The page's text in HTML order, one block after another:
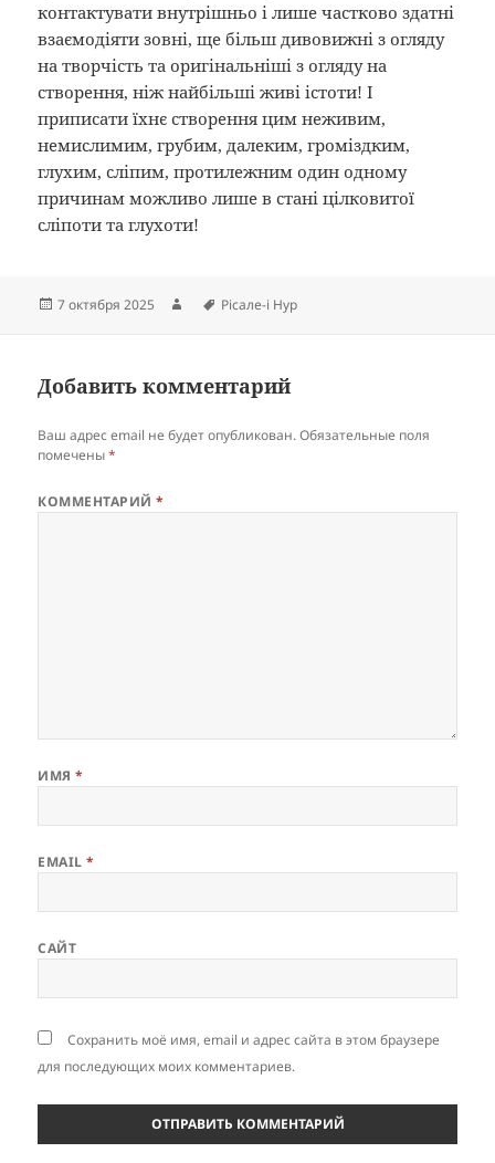
контактувати внутрішньо і лише частково здатні
взаємодіяти зовні, ще більш дивовижні з огляду
на творчість та оригінальніші з огляду на
створення, ніж найбільші живі істоти! І
приписати їхнє створення цим неживим,
немислимим, грубим, далеким, громіздким,
глухим, сліпим, протилежним один одному
причинам можливо лише в стані цілковитої
сліпоти та глухоти!
Опубликовано
7 октября 2025 АвторМетки
Рісале-і Нур
Добавить комментарий
Ваш адрес email не будет опубликован. Обязательные поля
помечены*
КОММЕНТАРИЙ*
ИМЯ*
EMAIL*
САЙТ
Сохранить моё имя, email и адрес сайта в этом браузере
для последующих моих комментариев.